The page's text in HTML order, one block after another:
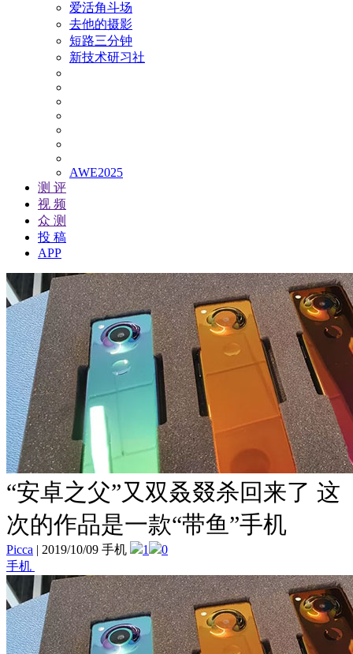
爱活角斗场
去他的摄影
短路三分钟
新技术研习社
AWE2025
测 评
视 频
众 测
投 稿
APP
“安卓之父”又双叒叕杀回来了 这
次的作品是一款“带鱼”手机
Picca | 2019/10/09 手机 1
0
手机